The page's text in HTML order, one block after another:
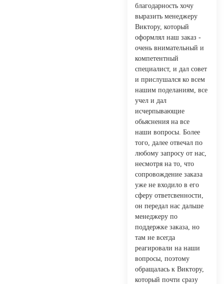
благодарность хочу
выразить менеджеру
Виктору, который
оформлял наш заказ -
очень внимательный и
компетентный
специалист, и дал совет
и прислушался ко всем
нашим поделаниям, все
учел и дал
исчерпывающие
обьяснения на все
наши вопросы. Более
того, далее отвечал по
любому запросу от нас,
несмотря на то, что
сопровождение заказа
уже не входило в его
сферу ответсвенности,
он передал нас дальше
менеджеру по
поддержке заказа, но
там не всегда
реагировали на наши
вопросы, поэтому
обращалась к Виктору,
который почти сразу